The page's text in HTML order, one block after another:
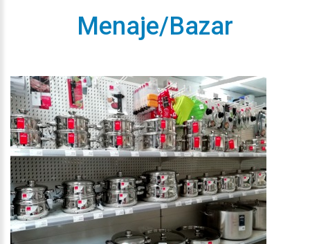
Menaje/Bazar